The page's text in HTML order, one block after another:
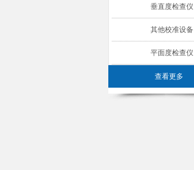
垂直度检查仪
其他校准设备
平面度检查仪
查看更多